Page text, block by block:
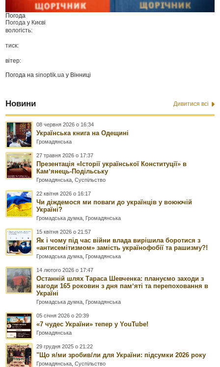
Погода
Погода у Києві
вологість:
тиск:
вітер:
Погода наsinoptik.ua у Вінниці
Новини Дивитися всі
08 червня 2026 о 16:34
Українська книга на Одещині
Громадянська
27 травня 2026 о 17:37
Презентація «Історії української Конституції» в
Камʼянець-Подільську
Громадянська ,Суспільство
22 квітня 2026 о 16:17
Чи діждемося ми поваги до українців у воюючій
Україні?
Громадська думка Громадянська
15 квітня 2026 о 21:57
Як і чому під час війни влада вирішила боротися з
«антисемітизмом» замість українофобії та рашизму?!
Громадська думка Громадянська
14 лютого 2026 о 17:47
Останній шлях Тараса Шевченка: плануємо заходи з
нагоди 165 роковин з дня памʼяті та перепоховання в
Україні
Громадська думка Громадянська
05 січня 2026 о 20:39
«7 чудес України» тепер у YouTube!
Громадянська
29 грудня 2025 о 21:22
"Що я/ми зробив/ли для України: підсумки 2026 року
Громадянська ,Суспільство